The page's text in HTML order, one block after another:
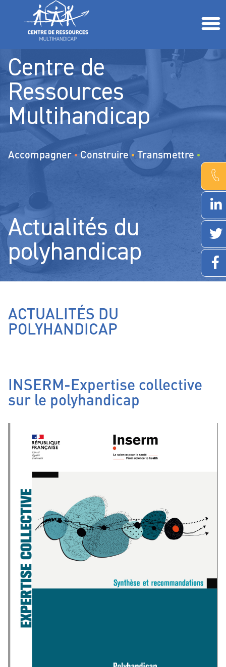
Centre de
Ressources
Multihandicap
Accompagner • Construire • Transmettre •
Actualités du
polyhandicap
ACTUALITÉS DU
POLYHANDICAP
INSERM-Expertise collective
sur le polyhandicap